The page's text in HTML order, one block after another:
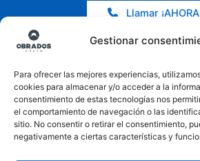
Gestionar
Para ofrecer las mejores experiencias,
cookies para almacenar y/o acceder a la
consentimiento de estas tecnologías nos
el comportamiento de navegación o las
sitio. No consentir o retirar el consentimiento,
negativamente a ciertas características y
Llamar
Entradas de blog
Solución IoT para monitorización
comunitarias
Mantenimiento vertical con cuerdas:
Hola , bienvenido a